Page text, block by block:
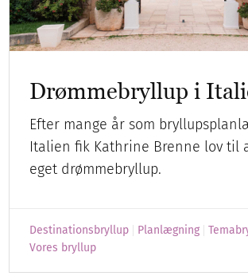
Drømmebryllup i
Efter mange år som
Italien fik Kathrine Brenne lov til
eget drømmebryllup.
Destinationsbryllup Planlægning
Vores bryllup